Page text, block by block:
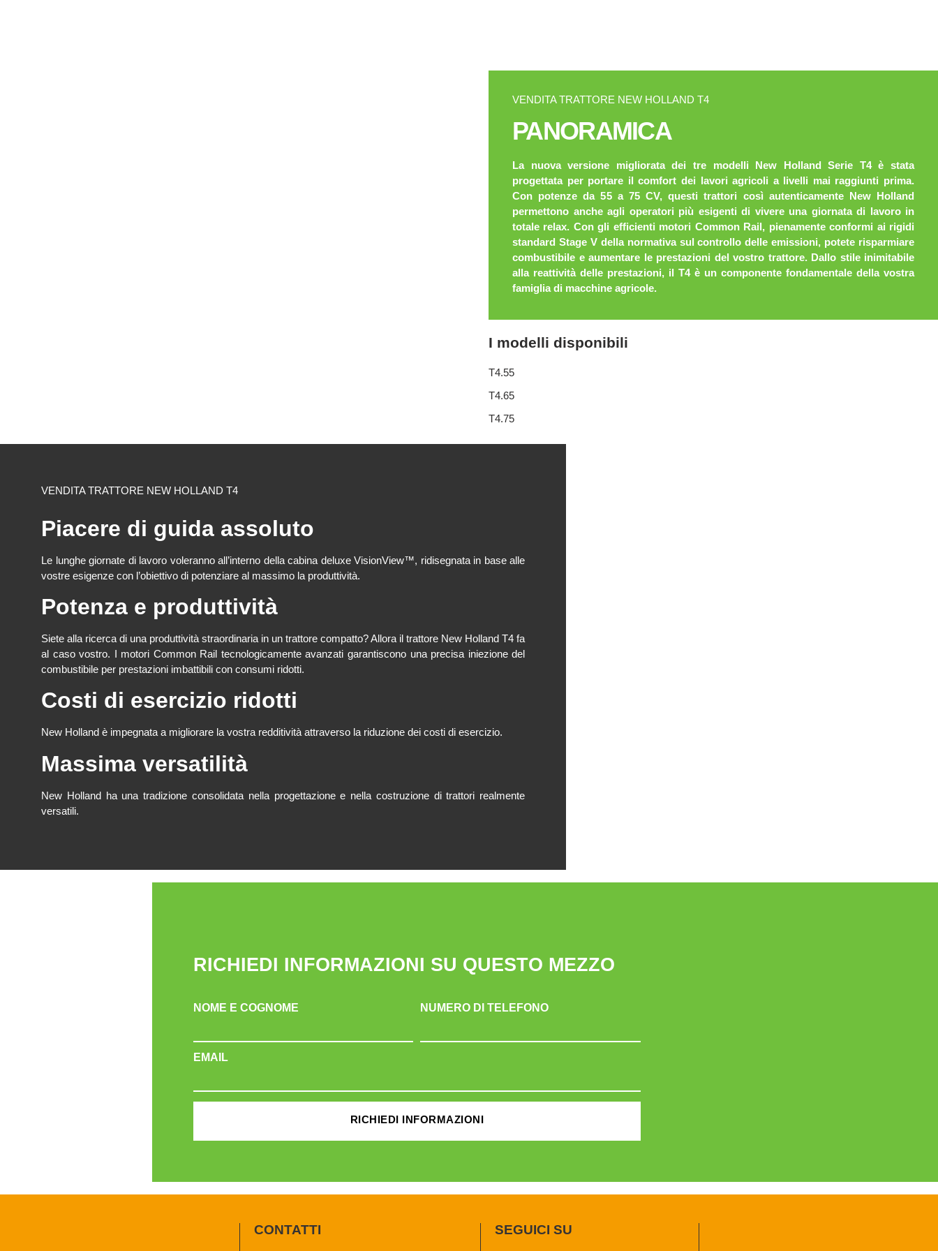
VENDITA TRATTORE NEW HOLLAND T4
PANORAMICA
La nuova versione migliorata dei tre modelli New Holland Serie T4 è stata
progettata per portare il comfort dei lavori agricoli a livelli mai raggiunti prima.
Con potenze da 55 a 75 CV, questi trattori così autenticamente New Holland
permettono anche agli operatori più esigenti di vivere una giornata di lavoro in
totale relax. Con gli efficienti motori Common Rail, pienamente conformi ai rigidi
standard Stage V della normativa sul controllo delle emissioni, potete risparmiare
combustibile e aumentare le prestazioni del vostro trattore. Dallo stile inimitabile
alla reattività delle prestazioni, il T4 è un componente fondamentale della vostra
famiglia di macchine agricole.
I modelli disponibili
T4.55
T4.65
T4.75
VENDITA TRATTORE NEW HOLLAND T4
Piacere di guida assoluto
Le lunghe giornate di lavoro voleranno all’interno della cabina deluxe VisionView™, ridisegnata in base alle
vostre esigenze con l’obiettivo di potenziare al massimo la produttività.
Potenza e produttività
Siete alla ricerca di una produttività straordinaria in un trattore compatto? Allora il trattore New Holland T4 fa
al caso vostro. I motori Common Rail tecnologicamente avanzati garantiscono una precisa iniezione del
combustibile per prestazioni imbattibili con consumi ridotti.
Costi di esercizio ridotti
New Holland è impegnata a migliorare la vostra redditività attraverso la riduzione dei costi di esercizio.
Massima versatilità
New Holland ha una tradizione consolidata nella progettazione e nella costruzione di trattori realmente
versatili.
RICHIEDI INFORMAZIONI SU QUESTO MEZZO
NOME E COGNOME NUMERO DI TELEFONO
EMAIL
RICHIEDI INFORMAZIONI
CONTATTI SEGUICI SU